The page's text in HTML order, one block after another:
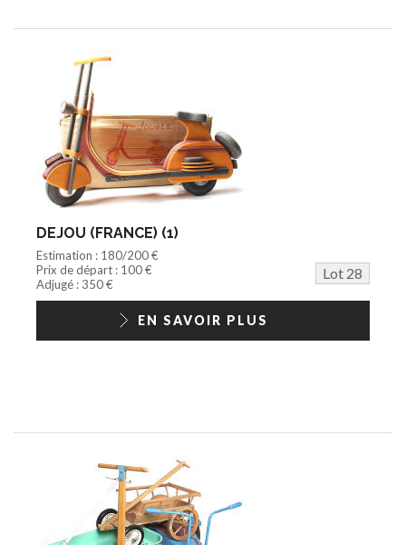
DEJOU (FRANCE) (1)
Estimation : 180/200 €
Prix de départ : 100 €
Lot 28
Adjugé : 350 €
EN SAVOIR PLUS